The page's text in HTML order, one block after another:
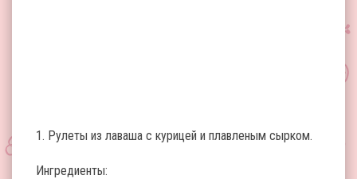
1. Рулеты из лаваша с курицей и плавленым сырком.
Ингредиенты: